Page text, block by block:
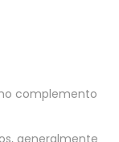
complemento
generalmente